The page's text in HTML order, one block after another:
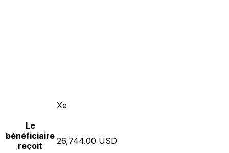
Xe
Le
bénéficiaire
reçoit
26,744.00 USD